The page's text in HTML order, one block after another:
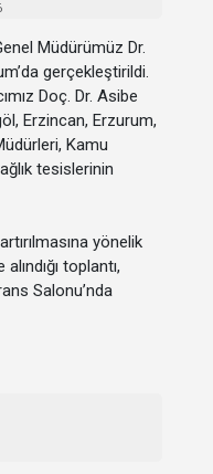
Müdürümüz Dr.
gerçekleştirildi.
Doç. Dr. Asibe
Erzincan, Erzurum,
Kamu
tesislerinin
yönelik
toplantı,
Salonu’nda